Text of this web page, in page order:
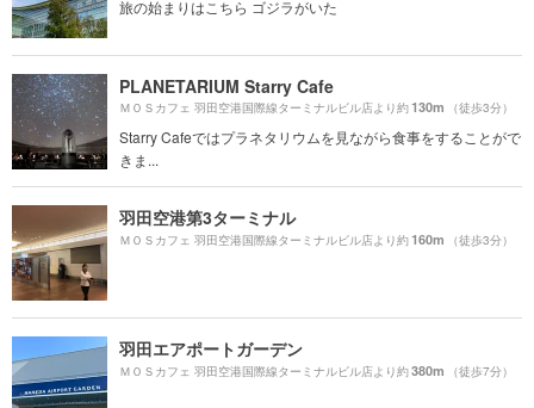
旅の始まりはこちら ゴジラがいた
PLANETARIUM Starry Cafe
ＭＯＳカフェ 羽田空港国際線ターミナルビル店より約130m （徒歩3分）
Starry Cafeではプラネタリウムを見ながら食事をすることがで
きま...
羽田空港第3ターミナル
ＭＯＳカフェ 羽田空港国際線ターミナルビル店より約160m （徒歩3分）
羽田エアポートガーデン
ＭＯＳカフェ 羽田空港国際線ターミナルビル店より約380m （徒歩7分）